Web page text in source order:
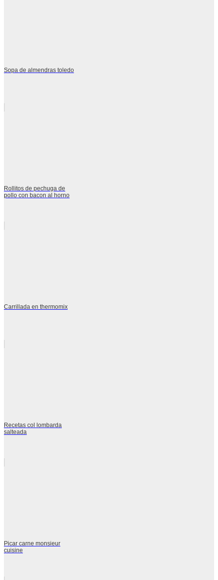
Sopa de almendras toledo
Rollitos de pechuga de
pollo con bacon al horno
Carrillada en thermomix
Recetas col lombarda
salteada
Picar carne monsieur
cuisine